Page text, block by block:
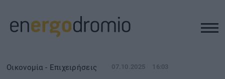
ΥΠΟΔΟΜΕΣ
Οικονομία - Επιχειρήσεις 07.10.2025 16:03